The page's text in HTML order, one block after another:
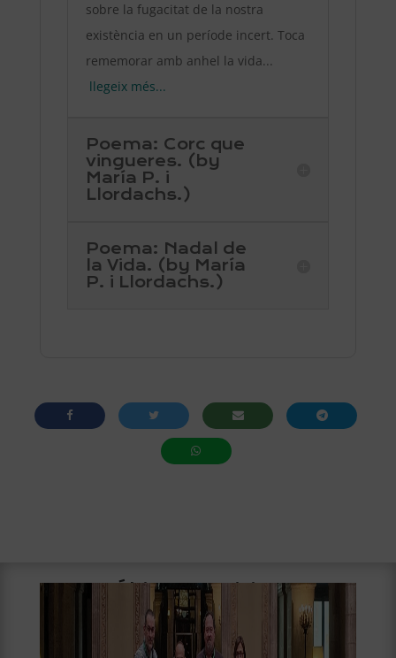
sobre la fugacitat de la nostra
existència en un període incert. Toca
rememorar amb anhel la vida...
llegeix més...
Poema: Corc que
vingueres. (by
María P. i
Llordachs.)
Poema: Nadal de
la Vida. (by María
P. i Llordachs.)
Últimes noticies